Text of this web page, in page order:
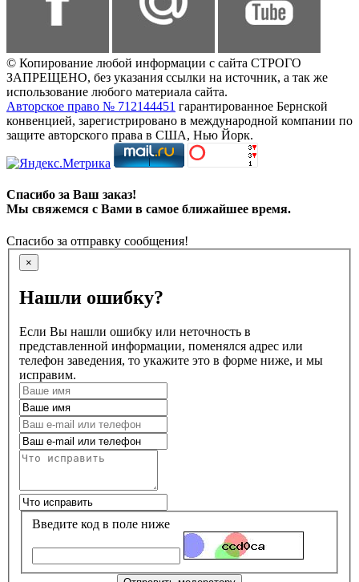
© Копирование любой информации с сайта СТРОГО
ЗАПРЕЩЕНО, без указания ссылки на источник, а так же
использование любого материала сайта.
Авторское право № 712144451 гарантированное Бернской
конвенцией, зарегистрировано в международной компании по
защите авторского права в США, Нью Йорк.
Спасибо за Ваш заказ!
Мы свяжемся с Вами в самое ближайшее время.
Спасибо за отправку сообщения!
×
Нашли ошибку?
Если Вы нашли ошибку или неточность в
представленной информации, поменялся адрес или
телефон заведения, то укажите это в форме ниже, и мы
исправим.
Введите код в поле ниже